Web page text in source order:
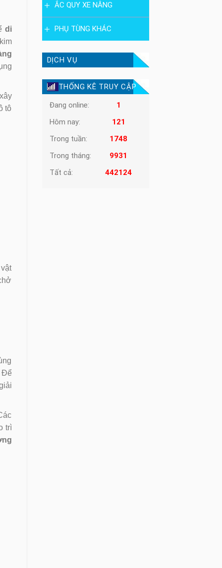
di
tô
Để
trì
ẮC QUY XE NÂNG
PHỤ TÙNG KHÁC
DỊCH VỤ
THỐNG KÊ TRUY CẬP
Đang online:
1
Hôm nay:
121
Trong tuần:
1748
Trong tháng:
9931
Tất cả:
442124